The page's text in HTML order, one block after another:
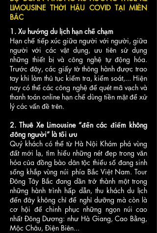
LIMOUSINE THỜI HẬU COVID TẠI MIỀN
BẮC
1. Xu hướng du lịch hạn chế chạm
Hạn chế tiếp xúc giữa người với người, giữa
người với các vật dụng, ưu tiên sử dụng
những thiết bị và công nghệ tự động hóa.
Trước đây, các giấy tờ thông hành được trao
tay khi làm thủ tục kiểm tra, kiểm soát,... Hiện
nay có thể các công nghệ để quét mã vạch và
thanh toán online hạn chế dùng tiền mặt để xử
lý các vấn đề trên.
2. Thuê Xe Limousine “đến các điểm không
đông người” là tối ưu
Quý khách có thể từ Hà Nội Khám phá vùng
đất mới lạ, tìm hiểu những nét đẹp trong văn
hóa của đồng bào dân tộc thiểu số đang sinh
sống khắp vùng núi phía Bắc Việt Nam. Tour
Đông Tây Bắc đang dần trở thành một trong
những hành trình hấp dẫn, thu khách du lịch
đến đây không chỉ để nghỉ dưỡng mà còn là
cơ hội để chinh phục những ngọn núi cao
nhất Đông Dương: như Hà Giang, Cao Bằng,
Mộc Châu, Điện Biên...